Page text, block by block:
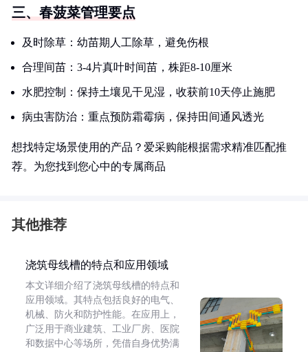
三、春菠菜管理要点
及时除草：幼苗期人工除草，避免伤根
合理间苗：3-4片真叶时间苗，株距8-10厘米
水肥控制：保持土壤见干见湿，收获前10天停止施肥
病虫害防治：重点预防霜霉病，保持田间通风透光
想找特定场景使用的产品？爱采购能根据需求精准匹配推
荐。为您找到您心中的专属商品
其他推荐
浇筑母线槽的特点和应用领域
本文详细介绍了浇筑母线槽的特点和
应用领域。其特点包括良好的电气、
机械、防火和防护性能。在应用上，
广泛用于商业建筑、工业厂房、医院
和数据中心等场所，凭借自身优势满